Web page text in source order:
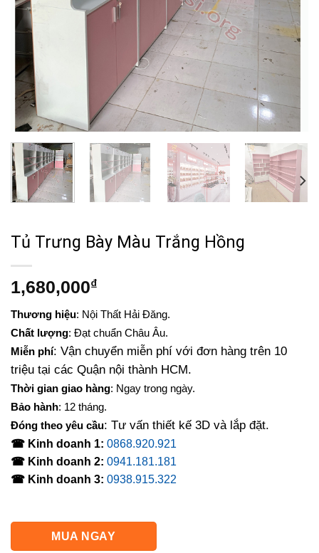
Tủ Trưng Bày Màu Trắng Hồng
1,680,000₫
Thương hiệu: Nội Thất Hải Đăng.
Chất lượng: Đạt chuẩn Châu Âu.
Miễn phí: Vận chuyển miễn phí với đơn hàng trên 10
triệu tại các Quận nội thành HCM.
Thời gian giao hàng: Ngay trong ngày.
Bảo hành: 12 tháng.
Đóng theo yêu cầu: Tư vấn thiết kế 3D và lắp đặt.
☎ Kinh doanh 1: 0868.920.921
☎ Kinh doanh 2: 0941.181.181
☎ Kinh doanh 3: 0938.915.322
MUA NGAY